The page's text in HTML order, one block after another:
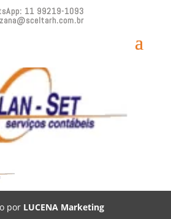
11 99219-1093
Balan-Set
por LUCENA Marketing